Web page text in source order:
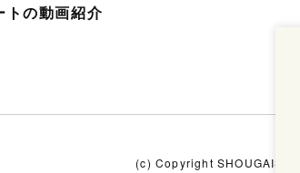
トの動画紹介
(c) Copyright